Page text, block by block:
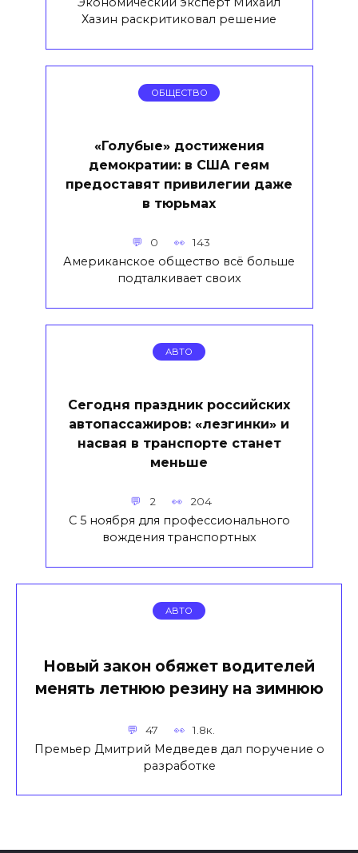
Хазин раскритиковал решение
ОБЩЕСТВО
«Голубые» достижения
демократии: в США геям
предоставят привилегии даже
в тюрьмах
0 143
Американское общество всё больше
подталкивает своих
АВТО
Сегодня праздник российских
автопассажиров: «лезгинки» и
насвая в транспорте станет
меньше
2 204
С 5 ноября для профессионального
вождения транспортных
АВТО
Новый закон обяжет водителей
менять летнюю резину на зимнюю
47 1.8к.
Премьер Дмитрий Медведев дал поручение о
разработке